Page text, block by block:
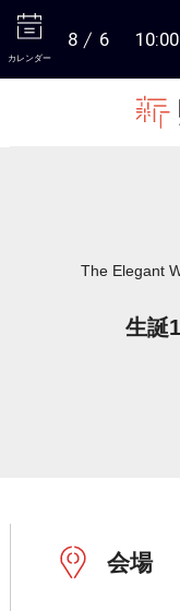
カレンダー
8 6 10:00
The Elegant
生誕
会場